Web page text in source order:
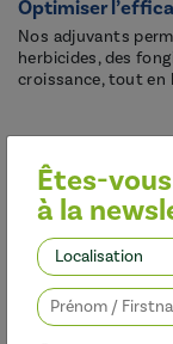
Optimiser
Nos adjuvants
herbicides, des
croissance, tout en
Êtes-
à la